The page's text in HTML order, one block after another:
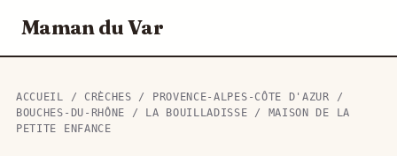
Maman du Var
ACCUEIL / CRÈCHES / PROVENCE-ALPES-CÔTE D'AZUR /
BOUCHES-DU-RHÔNE / LA BOUILLADISSE / MAISON DE LA
PETITE ENFANCE